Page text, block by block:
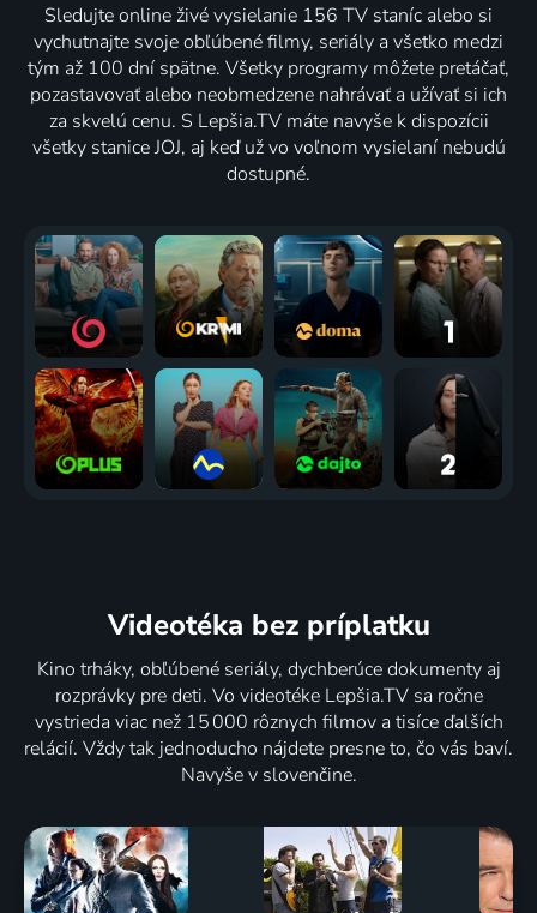
Sledujte online živé vysielanie 156 TV staníc alebo si
vychutnajte svoje obľúbené filmy, seriály a všetko medzi
tým až 100 dní spätne. Všetky programy môžete pretáčať,
pozastavovať alebo neobmedzene nahrávať a užívať si ich
za skvelú cenu. S Lepšia.TV máte navyše k dispozícii
všetky stanice JOJ, aj keď už vo voľnom vysielaní nebudú
dostupné.
Videotéka bez príplatku
Kino trháky, obľúbené seriály, dychberúce dokumenty aj
rozprávky pre deti. Vo videotéke Lepšia.TV sa ročne
vystrieda viac než 15 000 rôznych filmov a tisíce ďalších
relácií. Vždy tak jednoducho nájdete presne to, čo vás baví.
Navyše v slovenčine.